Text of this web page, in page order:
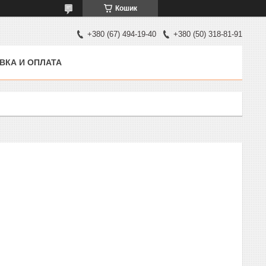
Кошик
+380 (67) 494-19-40 +380 (50) 318-81-91
И ОПЛАТА